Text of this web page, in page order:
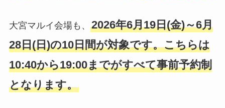
大宮マルイ会場も、 2026年6月19日(金)～6月
28日(日)の10日間が対象です。こちらは
10:40から19:00までがすべて事前予約制
となります。